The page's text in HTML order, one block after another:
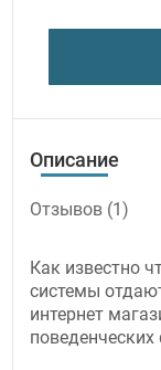
Описание
Отзывов (1)
Как известно
системы
интернет